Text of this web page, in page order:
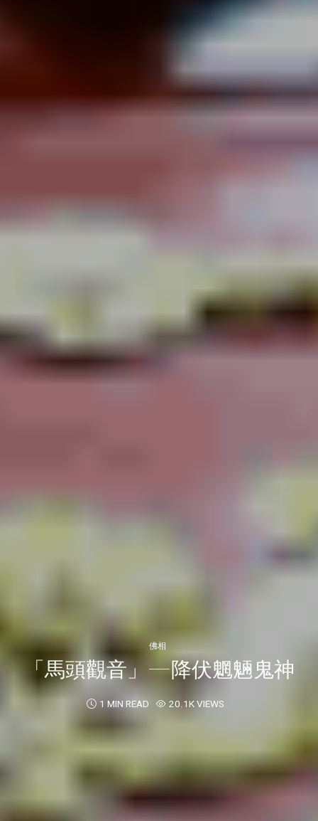
佛相
「馬頭觀音」—降伏魍魎鬼神
1 MIN READ 20.1K VIEWS